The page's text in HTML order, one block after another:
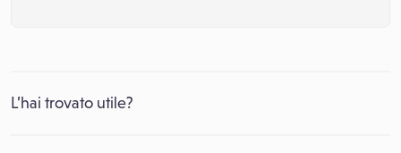
L’hai trovato utile?